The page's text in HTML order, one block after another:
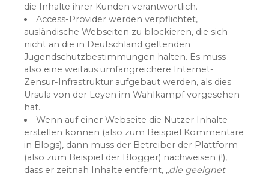
die Inhalte ihrer Kunden verantwortlich.
Access-Provider werden verpflichtet,
ausländische Webseiten zu blockieren, die sich
nicht an die in Deutschland geltenden
Jugendschutzbestimmungen halten. Es muss
also eine weitaus umfangreichere Internet-
Zensur-Infrastruktur aufgebaut werden, als dies
Ursula von der Leyen im Wahlkampf vorgesehen
hat.
Wenn auf einer Webseite die Nutzer Inhalte
erstellen können (also zum Beispiel Kommentare
in Blogs), dann muss der Betreiber der Plattform
(also zum Beispiel der Blogger) nachweisen (!),
dass er zeitnah Inhalte entfernt, „die geeignet